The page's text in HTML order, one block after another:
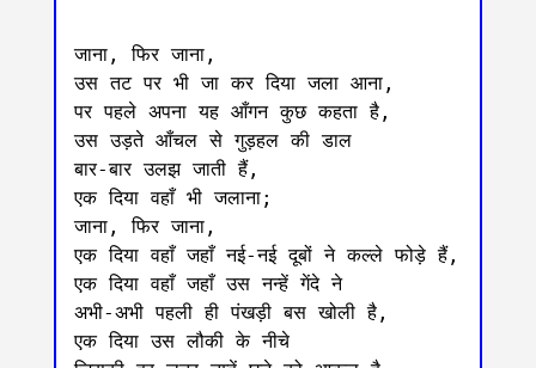
जाना, फिर जाना,
उस तट पर भी जा कर दिया जला आना,
पर पहले अपना यह आँगन कुछ कहता है,
उस उड़ते आँचल से गुड़हल की डाल
बार-बार उलझ जाती हैं,
एक दिया वहाँ भी जलाना;
जाना, फिर जाना,
एक दिया वहाँ जहाँ नई-नई दूबों ने कल्ले फोड़े हैं,
एक दिया वहाँ जहाँ उस नन्हें गेंदे ने
अभी-अभी पहली ही पंखड़ी बस खोली है,
एक दिया उस लौकी के नीचे